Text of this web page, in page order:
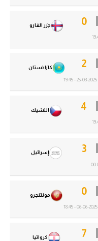
كرواتيا 7
مونتنجرو 0
06-06-2025 - 18:45
إسرائيل 3
التشيك 4
كازاخستان 2
25-03-2025 - 19:45
جزر الفارو 0